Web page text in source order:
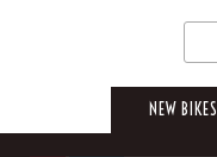
NEW BIKES